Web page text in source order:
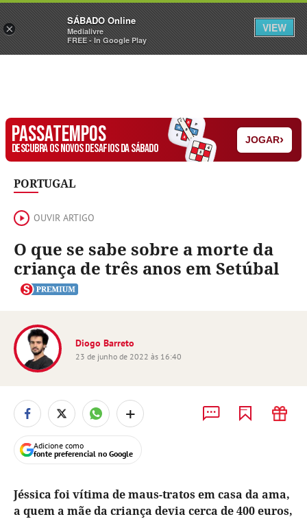
Sábado Assine Iniciar Sessão
PASSATEMPOS
DESCUBRA OS NOVOS DESAFIOS DA SÁBADO
JOGAR›
PORTUGAL
OUVIR ARTIGO
O que se sabe sobre a morte da
criança de três anos em Setúbal
Diogo Barreto
23 de junho de 2022 às 16:40
+
Adicione como
fonte preferencial no Google
Jéssica foi vítima de maus-tratos em casa da ama,
a quem a mãe da criança devia cerca de 400 euros,
×
SÁBADO Online
Medialivre
FREE - In Google Play
VIEW